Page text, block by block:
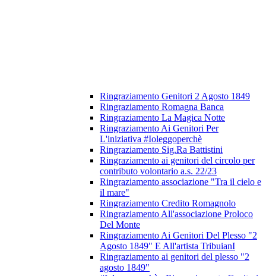
Ringraziamento Genitori 2 Agosto 1849
Ringraziamento Romagna Banca
Ringraziamento La Magica Notte
Ringraziamento Ai Genitori Per
L'iniziativa #Ioleggoperchè
Ringraziamento Sig.Ra Battistini
Ringraziamento ai genitori del circolo per
contributo volontario a.s. 22/23
Ringraziamento associazione "Tra il cielo e
il mare"
Ringraziamento Credito Romagnolo
Ringraziamento All'associazione Proloco
Del Monte
Ringraziamento Ai Genitori Del Plesso "2
Agosto 1849" E All'artista TribuianI
Ringraziamento ai genitori del plesso "2
agosto 1849"